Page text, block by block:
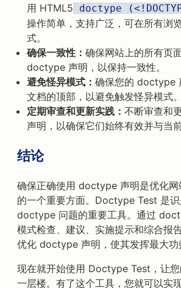
用 HTML5 doctype
操作简单，支持广泛，可在所有浏
式。
确保一致性： 确保网站上的所有页
doctype 声明，以保持一致性。
避免怪异模式： 确保您的 doctype
文档的顶部，以避免触发怪异模式。
定期审查和更新实践： 不断审查和
声明，以确保它们始终有效并与当
结论
确保正确使用 doctype 声明是优化网
的一个重要方面。Doctype Test 是
doctype 问题的重要工具。通过
模式检查、建议、实施提示和综合报
优化 doctype 声明，使其发挥最大功
现在就开始使用 Doctype Test，让
一层楼。有了这个工具，您就可以实